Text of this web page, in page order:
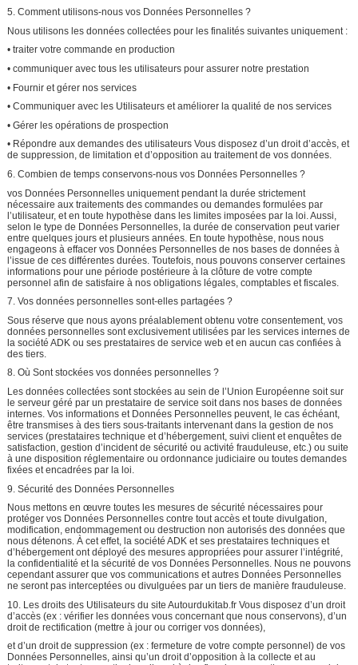
5. Comment utilisons-nous vos Données Personnelles ?
Nous utilisons les données collectées pour les finalités suivantes uniquement :
• traiter votre commande en production
• communiquer avec tous les utilisateurs pour assurer notre prestation
• Fournir et gérer nos services
• Communiquer avec les Utilisateurs et améliorer la qualité de nos services
• Gérer les opérations de prospection
• Répondre aux demandes des utilisateurs Vous disposez d’un droit d’accès, et
de suppression, de limitation et d’opposition au traitement de vos données.
6. Combien de temps conservons-nous vos Données Personnelles ?
vos Données Personnelles uniquement pendant la durée strictement
nécessaire aux traitements des commandes ou demandes formulées par
l’utilisateur, et en toute hypothèse dans les limites imposées par la loi. Aussi,
selon le type de Données Personnelles, la durée de conservation peut varier
entre quelques jours et plusieurs années. En toute hypothèse, nous nous
engageons à effacer vos Données Personnelles de nos bases de données à
l’issue de ces différentes durées. Toutefois, nous pouvons conserver certaines
informations pour une période postérieure à la clôture de votre compte
personnel afin de satisfaire à nos obligations légales, comptables et fiscales.
7. Vos données personnelles sont-elles partagées ?
Sous réserve que nous ayons préalablement obtenu votre consentement, vos
données personnelles sont exclusivement utilisées par les services internes de
la société ADK ou ses prestataires de service web et en aucun cas confiées à
des tiers.
8. Où Sont stockées vos données personnelles ?
Les données collectées sont stockées au sein de l’Union Européenne soit sur
le serveur géré par un prestataire de service soit dans nos bases de données
internes. Vos informations et Données Personnelles peuvent, le cas échéant,
être transmises à des tiers sous-traitants intervenant dans la gestion de nos
services (prestataires technique et d’hébergement, suivi client et enquêtes de
satisfaction, gestion d’incident de sécurité ou activité frauduleuse, etc.) ou suite
à une disposition réglementaire ou ordonnance judiciaire ou toutes demandes
fixées et encadrées par la loi.
9. Sécurité des Données Personnelles
Nous mettons en œuvre toutes les mesures de sécurité nécessaires pour
protéger vos Données Personnelles contre tout accès et toute divulgation,
modification, endommagement ou destruction non autorisés des données que
nous détenons. À cet effet, la société ADK et ses prestataires techniques et
d’hébergement ont déployé des mesures appropriées pour assurer l’intégrité,
la confidentialité et la sécurité de vos Données Personnelles. Nous ne pouvons
cependant assurer que vos communications et autres Données Personnelles
ne seront pas interceptées ou divulguées par un tiers de manière frauduleuse.
10. Les droits des Utilisateurs du site Autourdukitab.fr Vous disposez d’un droit
d’accès (ex : vérifier les données vous concernant que nous conservons), d’un
droit de rectification (mettre à jour ou corriger vos données),
et d’un droit de suppression (ex : fermeture de votre compte personnel) de vos
Données Personnelles, ainsi qu’un droit d’opposition à la collecte et au